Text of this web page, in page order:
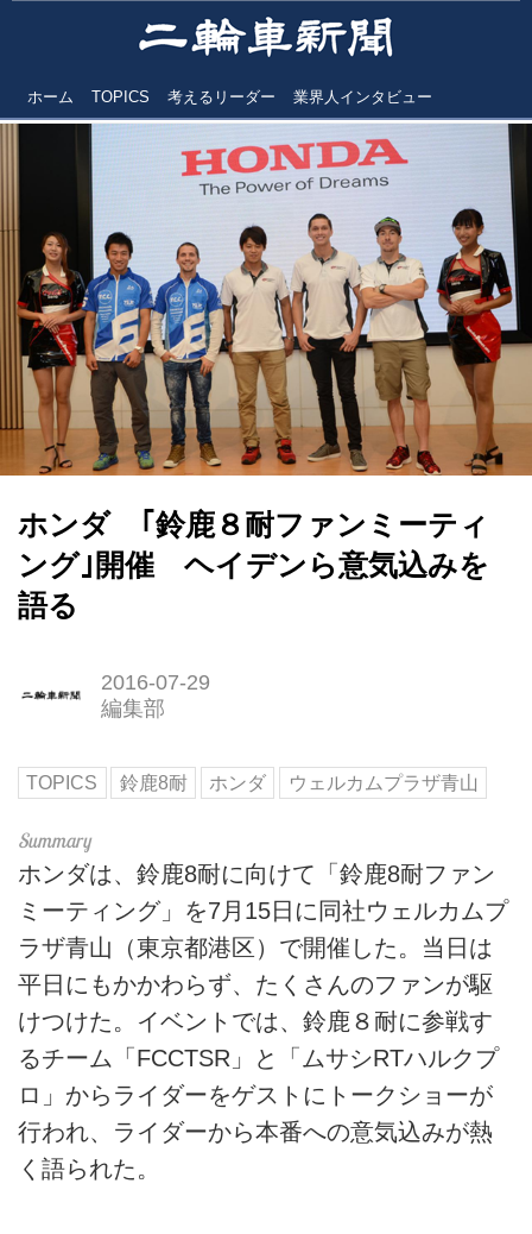
ホーム TOPICS 考えるリーダー 業界人インタビュー
ホンダ ｢鈴鹿８耐ファンミーティ
ング｣開催 ヘイデンら意気込みを
語る
2016-07-29
編集部
TOPICS 鈴鹿8耐 ホンダ ウェルカムプラザ青山
ホンダは、鈴鹿8耐に向けて「鈴鹿8耐ファン
ミーティング」を7月15日に同社ウェルカムプ
ラザ青山（東京都港区）で開催した。当日は
平日にもかかわらず、たくさんのファンが駆
けつけた。イベントでは、鈴鹿８耐に参戦す
るチーム「FCCTSR」と「ムサシRTハルクプ
ロ」からライダーをゲストにトークショーが
行われ、ライダーから本番への意気込みが熱
く語られた。